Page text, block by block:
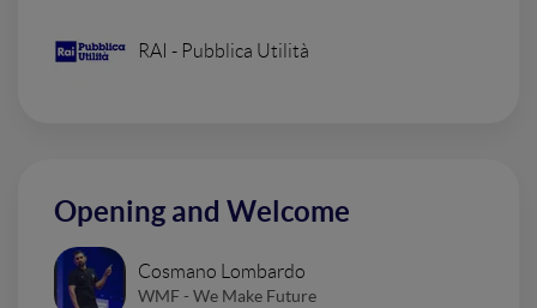
RAI - Pubblica Utilità
Opening and Welcome
Cosmano Lombardo
WMF - We Make Future